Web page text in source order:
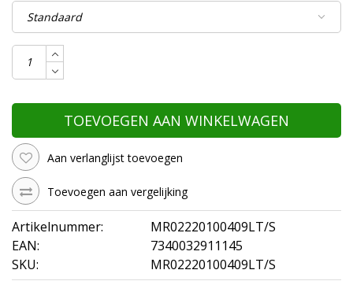
TOEVOEGEN AAN WINKELWAGEN
Aan verlanglijst toevoegen
Toevoegen aan vergelijking
Artikelnummer:
MR02220100409LT/S
EAN:
7340032911145
SKU:
MR02220100409LT/S